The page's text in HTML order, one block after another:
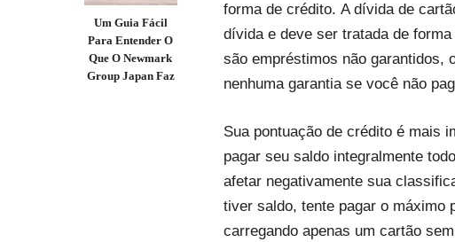
Um Guia Fácil
Para Entender O
Que O Newmark
Group Japan Faz
forma de crédito. A dívida de
dívida e deve ser tratada de
são empréstimos não garantidos,
nenhuma garantia se você não
Sua pontuação de crédito é mais
pagar seu saldo integralmente
afetar negativamente sua
tiver saldo, tente pagar o máximo
carregando apenas um cartão